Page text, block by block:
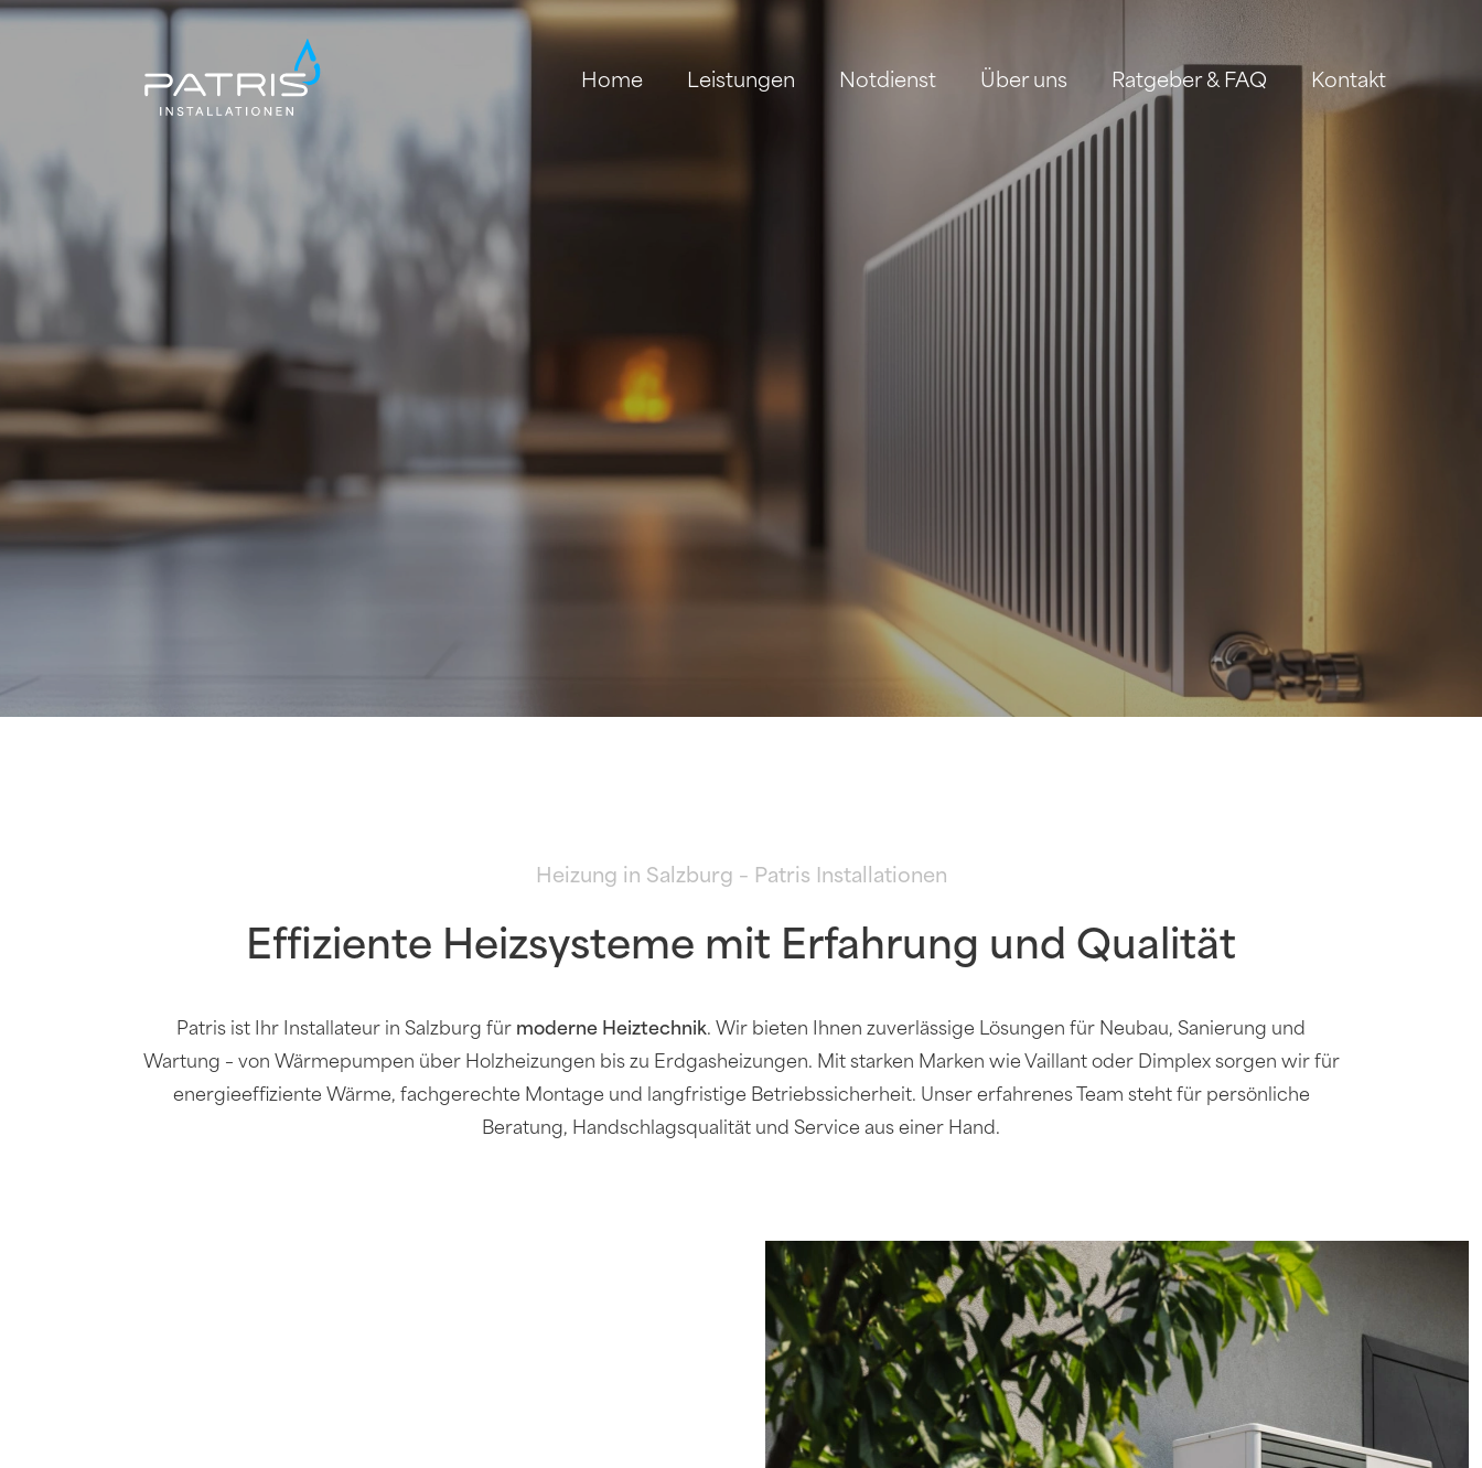
Home Leistungen Notdienst Über uns Ratgeber & FAQ Kontakt
Heizung in Salzburg – Patris Installationen
Effiziente Heizsysteme mit Erfahrung und Qualität
Patris ist Ihr Installateur in Salzburg fürmoderne Heiztechnik. Wir bieten Ihnen zuverlässige Lösungen für Neubau, Sanierung und
Wartung – von Wärmepumpen über Holzheizungen bis zu Erdgasheizungen. Mit starken Marken wie Vaillant oder Dimplex sorgen wir für
energieeffiziente Wärme, fachgerechte Montage und langfristige Betriebssicherheit. Unser erfahrenes Team steht für persönliche
Beratung, Handschlagsqualität und Service aus einer Hand.